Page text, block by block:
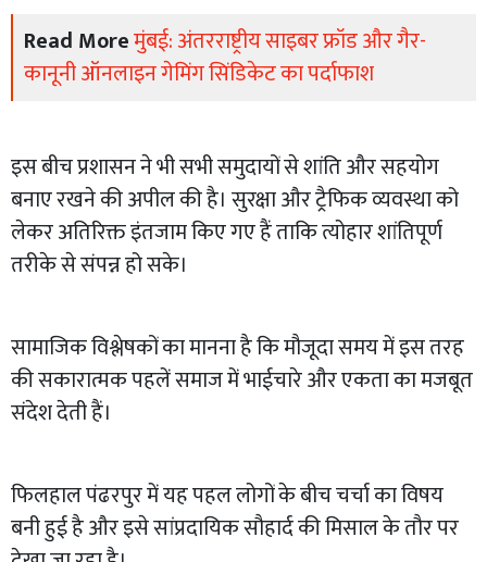
Read Moreमुंबई: अंतरराष्ट्रीय साइबर फ्रॉड और गैर-
कानूनी ऑनलाइन गेमिंग सिंडिकेट का पर्दाफाश
इस बीच प्रशासन ने भी सभी समुदायों से शांति और सहयोग
बनाए रखने की अपील की है। सुरक्षा और ट्रैफिक व्यवस्था को
लेकर अतिरिक्त इंतजाम किए गए हैं ताकि त्योहार शांतिपूर्ण
तरीके से संपन्न हो सके।
सामाजिक विश्लेषकों का मानना है कि मौजूदा समय में इस तरह
की सकारात्मक पहलें समाज में भाईचारे और एकता का मजबूत
संदेश देती हैं।
फिलहाल पंढरपुर में यह पहल लोगों के बीच चर्चा का विषय
बनी हुई है और इसे सांप्रदायिक सौहार्द की मिसाल के तौर पर